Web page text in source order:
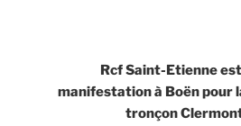
Rcf Saint-Etienne
manifestation à Boën pour
tronçon